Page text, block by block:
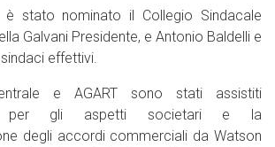
è stato nominato il Collegio Sindacale
Galvani Presidente, e Antonio Baldelli e
effettivi.
e AGART sono stati assistiti
per gli aspetti societari e la
degli accordi commerciali da Watson